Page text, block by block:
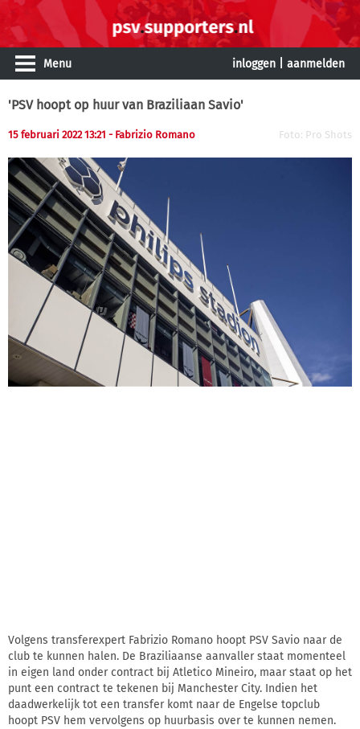
Menu inloggen aanmelden
'PSV hoopt op huur van Braziliaan Savio'
15 februari 2022 13:21 - Fabrizio Romano Foto: Pro Shots
Volgens transferexpert Fabrizio Romano hoopt PSV Savio naar de
club te kunnen halen. De Braziliaanse aanvaller staat momenteel
in eigen land onder contract bij Atletico Mineiro, maar staat op het
punt een contract te tekenen bij Manchester City. Indien het
daadwerkelijk tot een transfer komt naar de Engelse topclub
hoopt PSV hem vervolgens op huurbasis over te kunnen nemen.